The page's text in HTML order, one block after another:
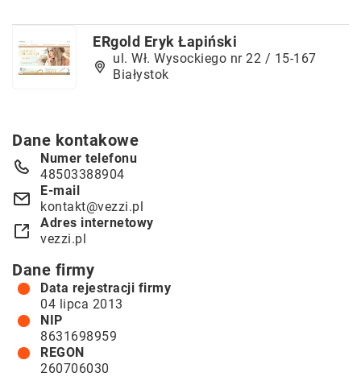
ERgold Eryk Łapiński
ul. Wł. Wysockiego nr 22 / 15-167
Białystok
Dane kontakowe
Numer telefonu
48503388904
E-mail
kontakt@vezzi.pl
Adres internetowy
vezzi.pl
Dane firmy
Data rejestracji firmy
04 lipca 2013
NIP
8631698959
REGON
260706030